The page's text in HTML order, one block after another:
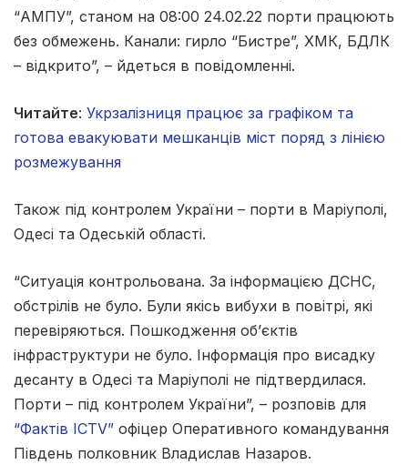
“АМПУ”, станом на 08:00 24.02.22 порти працюють
без обмежень. Канали: гирло “Бистре”, ХМК, БДЛК
– відкрито”, – йдеться в повідомленні.
Читайте: Укрзалізниця працює за графіком та
готова евакуювати мешканців міст поряд з лінією
розмежування
Також під контролем України – порти в Маріуполі,
Одесі та Одеській області.
“Ситуація контрольована. За інформацією ДСНС,
обстрілів не було. Були якісь вибухи в повітрі, які
перевіряються. Пошкодження об’єктів
інфраструктури не було. Інформація про висадку
десанту в Одесі та Маріуполі не підтвердилася.
Порти – під контролем України”, – розповів для
“Фактів ICTV” офіцер Оперативного командування
Південь полковник Владислав Назаров.